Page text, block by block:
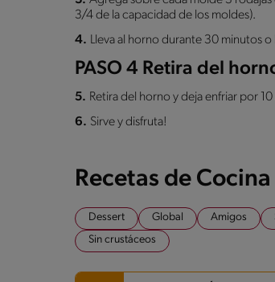
3/4 de la capacidad de los moldes).
4. Lleva al horno durante 30 minutos
PASO 4 Retira del
5. Retira del horno y deja enfriar por
6. Sirve y disfruta!
Recetas de
Dessert Global Amigos
Sin crustáceos